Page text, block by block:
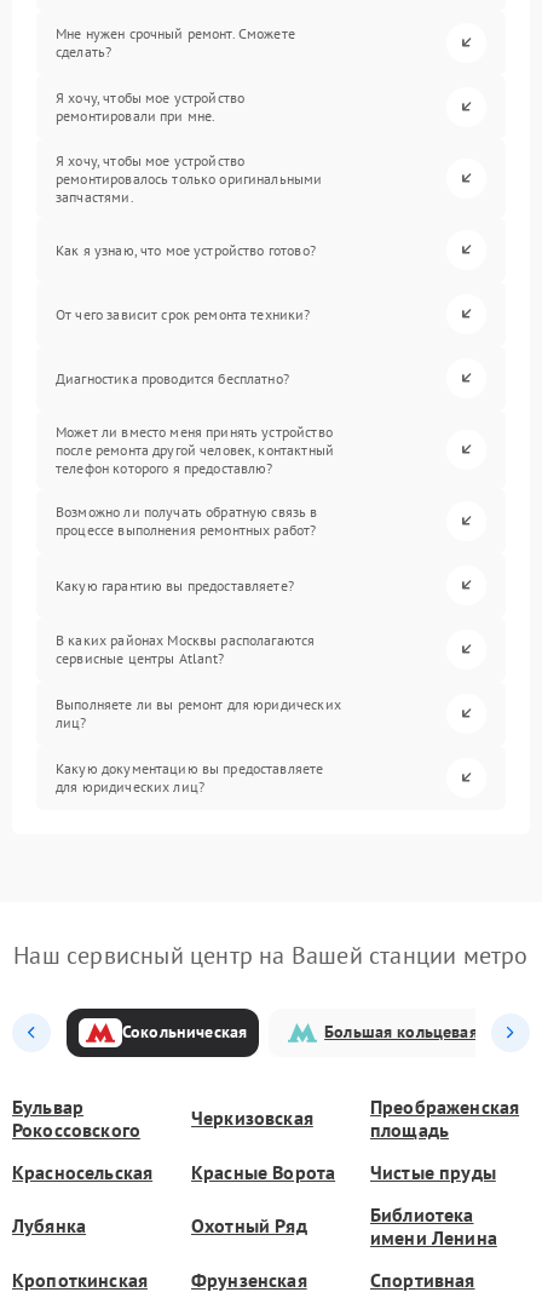
Мне нужен срочный ремонт. Сможете
сделать?
Я хочу, чтобы мое устройство
ремонтировали при мне.
Я хочу, чтобы мое устройство
ремонтировалось только оригинальными
запчастями.
Как я узнаю, что мое устройство готово?
От чего зависит срок ремонта техники?
Диагностика проводится бесплатно?
Может ли вместо меня принять устройство
после ремонта другой человек, контактный
телефон которого я предоставлю?
Возможно ли получать обратную связь в
процессе выполнения ремонтных работ?
Какую гарантию вы предоставляете?
В каких районах Москвы располагаются
сервисные центры Atlant?
Выполняете ли вы ремонт для юридических
лиц?
Какую документацию вы предоставляете
для юридических лиц?
Наш сервисный центр на Вашей станции метро
Сокольническая Большая кольцевая
Бульвар
Рокоссовского
Черкизовская
Преображенская
площадь
Красносельская
Красные Ворота Чистые пруды
Лубянка Охотный Ряд
Библиотека
имени Ленина
Кропоткинская
Фрунзенская Спортивная